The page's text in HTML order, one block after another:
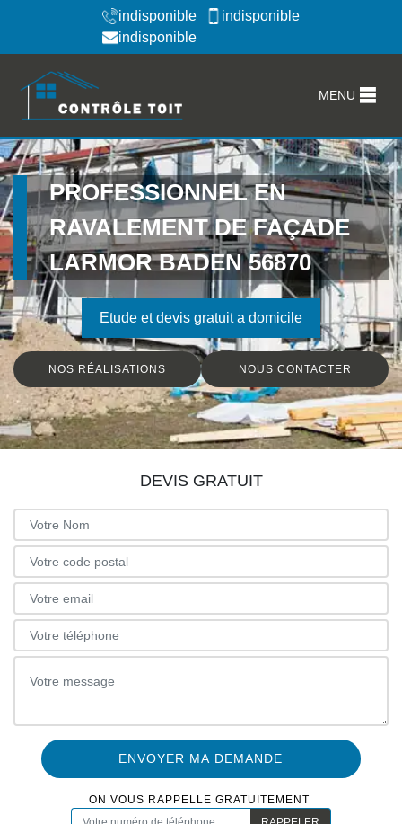
indisponible
indisponible
indisponible
MENU
PROFESSIONNEL EN
RAVALEMENT DE FAÇADE
LARMOR BADEN 56870
Etude et devis gratuit a domicile
NOS RÉALISATIONS NOUS CONTACTER
DEVIS GRATUIT
ON VOUS RAPPELLE GRATUITEMENT